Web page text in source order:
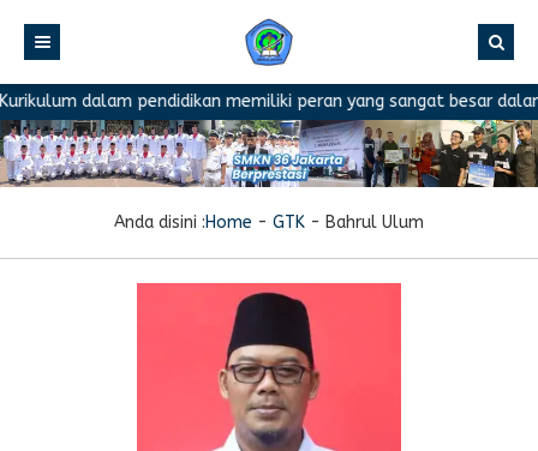
dalam pendidikan memiliki peran yang sangat besar
Anda disini :Home - GTK - Bahrul Ulum